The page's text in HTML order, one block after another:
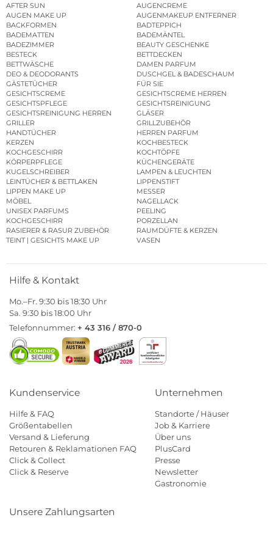
AFTER SUN
AUGENCREME
AUGEN MAKE UP
AUGENMAKEUP ENTFERNER
BACKFORMEN
BADTEPPICH
BADEMATTEN
BADEMÄNTEL
BADEZIMMER
BEAUTY GESCHENKE
BESTECK
BETTDECKEN
BETTWÄSCHE
DAMEN PARFUM
DEO & DEODORANTS
DUSCHGEL & BADESCHAUM
GÄSTETÜCHER
FÜR SIE
GESICHTSCREME
GESICHTSCREME HERREN
GESICHTSPFLEGE
GESICHTSREINIGUNG
GESICHTSREINIGUNG HERREN
GLÄSER
GRILLER
GRILLZUBEHÖR
HANDTÜCHER
HERREN PARFUM
KERZEN
KOCHBESTECK
KOCHGESCHIRR
KOCHTÖPFE
KÖRPERPFLEGE
KÜCHENGERÄTE
KUGELSCHREIBER
LAMPEN & LEUCHTEN
LEINTÜCHER & BETTLAKEN
LIPPENSTIFT
LIPPEN MAKE UP
MESSER
MÖBEL
NAGELLACK
UNISEX PARFUMS
PEELING
KOCHGESCHIRR
PORZELLAN
RASIERER & RASUR ZUBEHÖR
RAUMDÜFTE & KERZEN
TEINT | GESICHTS MAKE UP
VASEN
Hilfe & Kontakt
Mo.–Fr. 9:30 bis 18:30 Uhr
Sa. 9:30 bis 18:00 Uhr
Telefonnummer: + 43 316 / 870-0
Kundenservice
Hilfe & FAQ
Größentabellen
Versand & Lieferung
Retouren & Reklamationen FAQ
Click & Collect
Click & Reserve
Unternehmen
Standorte / Häuser
Job & Karriere
Über uns
PlusCard
Presse
Newsletter
Gastronomie
Unsere Zahlungsarten